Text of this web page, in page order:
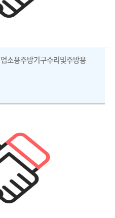
업소용주방기구수리및주방용